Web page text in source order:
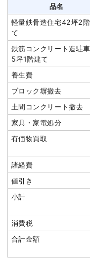
太陽光パネル撤去
諸経費
値引き
小計
消費税
合計金額
建物の種類/構造
木造住宅135坪2階建て
品名
軽量鉄骨造住宅42坪2
て
鉄筋コンクリート造駐
5坪1階建て
養生費
ブロック塀撤去
土間コンクリート撤去
家具・家電処分
有価物買取
諸経費
値引き
小計
消費税
合計金額